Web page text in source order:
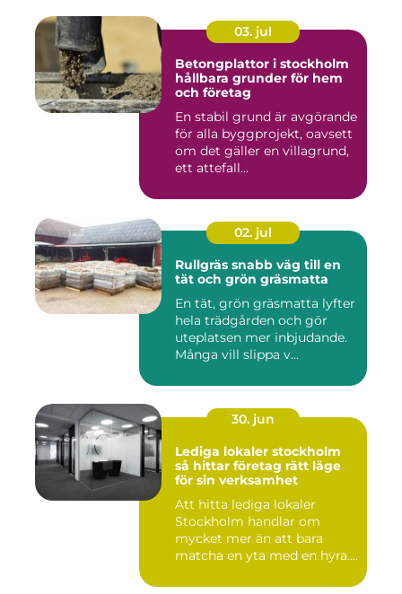
03. jul
Betongplattor i stockholm
hållbara grunder för hem
och företag
En stabil grund är avgörande
för alla byggprojekt, oavsett
om det gäller en villagrund,
ett attefall...
02. jul
Rullgräs snabb väg till en
tät och grön gräsmatta
En tät, grön gräsmatta lyfter
hela trädgården och gör
uteplatsen mer inbjudande.
Många vill slippa v...
30. jun
Lediga lokaler stockholm
så hittar företag rätt läge
för sin verksamhet
Att hitta lediga lokaler
Stockholm handlar om
mycket mer än att bara
matcha en yta med en hyra.